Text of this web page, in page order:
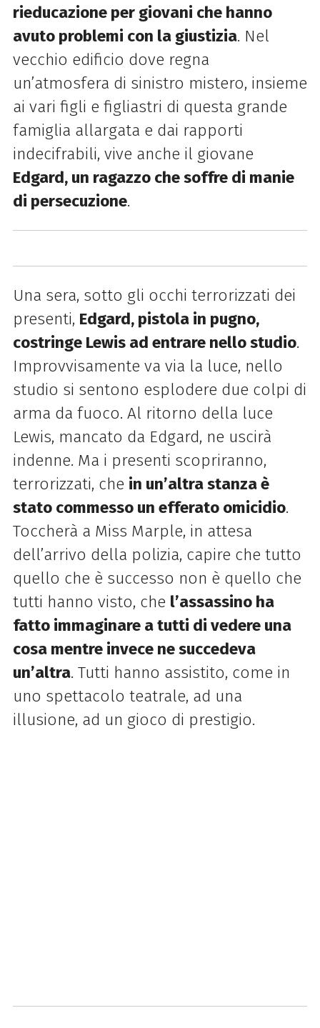
rieducazione per giovani che hanno
avuto problemi con la giustizia. Nel
vecchio edificio dove regna
un’atmosfera di sinistro mistero, insieme
ai vari figli e figliastri di questa grande
famiglia allargata e dai rapporti
indecifrabili, vive anche il giovane
Edgard, un ragazzo che soffre di manie
di persecuzione.
Una sera, sotto gli occhi terrorizzati dei
presenti, Edgard, pistola in pugno,
costringe Lewis ad entrare nello studio.
Improvvisamente va via la luce, nello
studio si sentono esplodere due colpi di
arma da fuoco. Al ritorno della luce
Lewis, mancato da Edgard, ne uscirà
indenne. Ma i presenti scopriranno,
terrorizzati, che in un’altra stanza è
stato commesso un efferato omicidio.
Toccherà a Miss Marple, in attesa
dell’arrivo della polizia, capire che tutto
quello che è successo non è quello che
tutti hanno visto, che l’assassino ha
fatto immaginare a tutti di vedere una
cosa mentre invece ne succedeva
un’altra. Tutti hanno assistito, come in
uno spettacolo teatrale, ad una
illusione, ad un gioco di prestigio.